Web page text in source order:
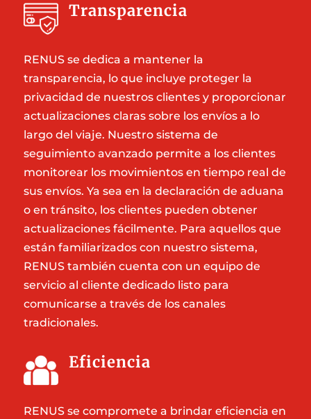
Transparencia
RENUS se dedica a mantener la
transparencia, lo que incluye proteger la
privacidad de nuestros clientes y proporcionar
actualizaciones claras sobre los envíos a lo
largo del viaje. Nuestro sistema de
seguimiento avanzado permite a los clientes
monitorear los movimientos en tiempo real de
sus envíos. Ya sea en la declaración de aduana
o en tránsito, los clientes pueden obtener
actualizaciones fácilmente. Para aquellos que
están familiarizados con nuestro sistema,
RENUS también cuenta con un equipo de
servicio al cliente dedicado listo para
comunicarse a través de los canales
tradicionales.
Eficiencia
RENUS se compromete a brindar eficiencia en